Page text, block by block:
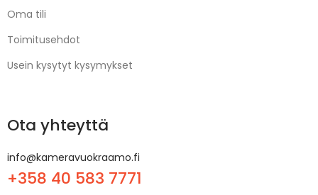
Oma tili
Toimitusehdot
Usein kysytyt kysymykset
Ota yhteyttä
info@kameravuokraamo.fi
+358 40 583 7771